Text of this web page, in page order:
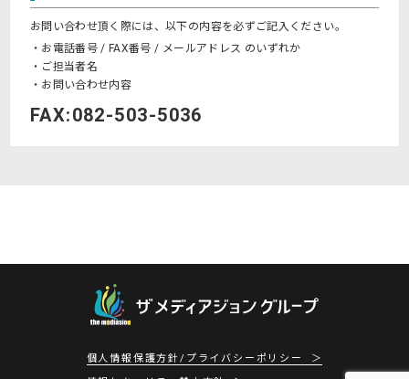
お問い合わせ頂く際には、以下の内容を必ずご記入ください。
お電話番号 / FAX番号 / メールアドレス のいずれか
ご担当者名
お問い合わせ内容
FAX:082-503-5036
個人情報保護方針/プライバシーポリシー